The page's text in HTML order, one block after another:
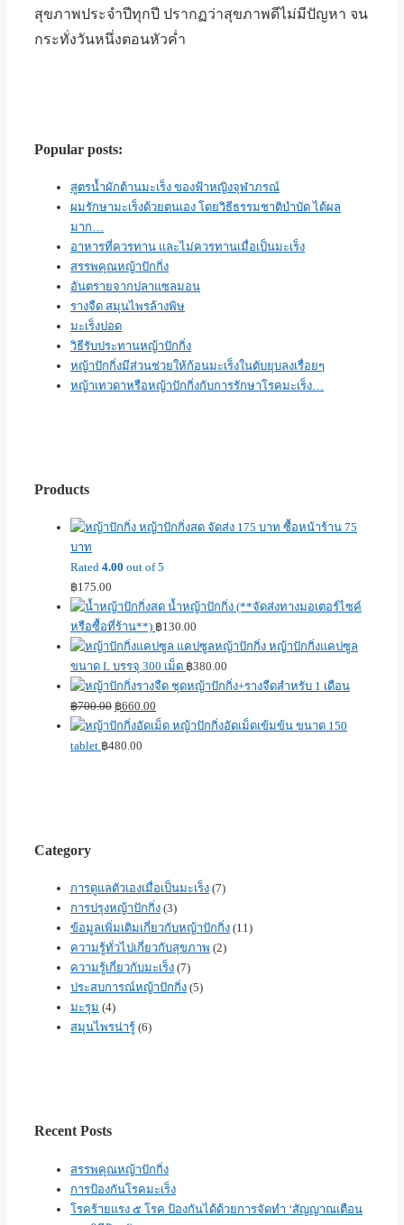
สุขภาพประจำปีทุกปี ปรากฏว่าสุขภาพดีไม่มีปัญหา จน
กระทั่งวันหนึ่งตอนหัวค่ำ
Popular posts:
สูตรน้ำผักต้านมะเร็ง ของฟ้าหญิงจุฬาภรณ์
ผมรักษามะเร็งด้วยตนเอง โดยวิธีธรรมชาติบำบัด ได้ผล
มาก…
อาหารที่ควรทาน และไม่ควรทานเมื่อเป็นมะเร็ง
สรรพคุณหญ้าปักกิ่ง
อันตรายจากปลาแซลมอน
รางจืด สมุนไพรล้างพิษ
มะเร็งปอด
วิธีรับประทานหญ้าปักกิ่ง
หญ้าปักกิ่งมีส่วนช่วยให้ก้อนมะเร็งในตับยุบลงเรื่อยๆ
หญ้าเทวดาหรือหญ้าปักกิ่งกับการรักษาโรคมะเร็ง…
Products
หญ้าปักกิ่งสด จัดส่ง 175 บาท ซื้อหน้าร้าน 75
บาท
Rated 4.00 out of 5
฿175.00
น้ำหญ้าปักกิ่ง (**จัดส่งทางมอเตอร์ไซค์
หรือซื้อที่ร้าน**) ฿130.00
หญ้าปักกิ่งแคปซูล
ขนาด L บรรจุ 300 เม็ด ฿380.00
ชุดหญ้าปักกิ่ง+รางจืดสำหรับ 1 เดือน
฿700.00 ฿660.00
หญ้าปักกิ่งอัดเม็ดเข้มข้น ขนาด 150
tablet ฿480.00
Category
การดูแลตัวเองเมื่อเป็นมะเร็ง (7)
การปรุงหญ้าปักกิ่ง (3)
ข้อมูลเพิ่มเติมเกี่ยวกับหญ้าปักกิ่ง (11)
ความรู้ทั่วไปเกี่ยวกับสุขภาพ (2)
ความรู้เกี่ยวกับมะเร็ง (7)
ประสบการณ์หญ้าปักกิ่ง (5)
มะรุม (4)
สมุนไพรน่ารู้ (6)
Recent Posts
สรรพคุณหญ้าปักกิ่ง
การป้องกันโรคมะเร็ง
โรคร้ายแรง ๕ โรค ป้องกันได้ด้วยการจัดทำ ‘สัญญาณเตือน